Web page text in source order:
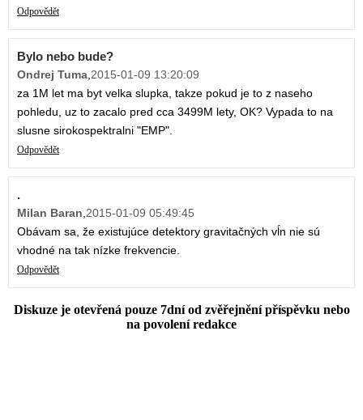
Odpovědět
Bylo nebo bude?
Ondrej Tuma,2015-01-09 13:20:09
za 1M let ma byt velka slupka, takze pokud je to z naseho
pohledu, uz to zacalo pred cca 3499M lety, OK? Vypada to na
slusne sirokospektralni "EMP".
Odpovědět
.
Milan Baran,2015-01-09 05:49:45
Obávam sa, že existujúce detektory gravitačných vĺn nie sú
vhodné na tak nízke frekvencie.
Odpovědět
Diskuze je otevřená pouze 7dní od zvěřejnění příspěvku nebo
na povolení redakce